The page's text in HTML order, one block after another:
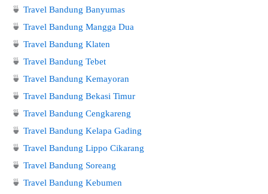
🍵 Travel Bandung Banyumas
🍵 Travel Bandung Mangga Dua
🍵 Travel Bandung Klaten
🍵 Travel Bandung Tebet
🍵 Travel Bandung Kemayoran
🍵 Travel Bandung Bekasi Timur
🍵 Travel Bandung Cengkareng
🍵 Travel Bandung Kelapa Gading
🍵 Travel Bandung Lippo Cikarang
🍵 Travel Bandung Soreang
🍵 Travel Bandung Kebumen